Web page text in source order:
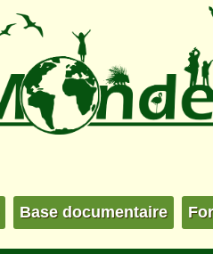
Base documentaire